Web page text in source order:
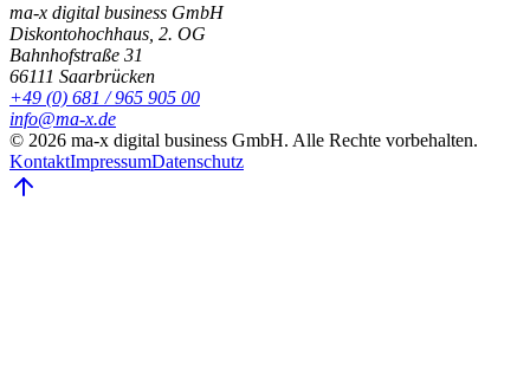
ma-x digital business GmbH
Diskontohochhaus, 2. OG
Bahnhofstraße 31
66111 Saarbrücken
+49 (0) 681 / 965 905 00
info@ma-x.de
© 2026 ma-x digital business GmbH. Alle Rechte vorbehalten.
KontaktImpressumDatenschutz